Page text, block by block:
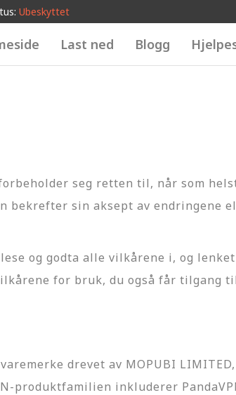
Ubeskyttet
Last ned Blogg
seg retten til, når som
bekrefter sin aksept av endringene
og godta alle vilkårene i, og
for bruk, du også får tilgang
drevet av MOPUBI LIMITED,
produktfamilien inkluderer